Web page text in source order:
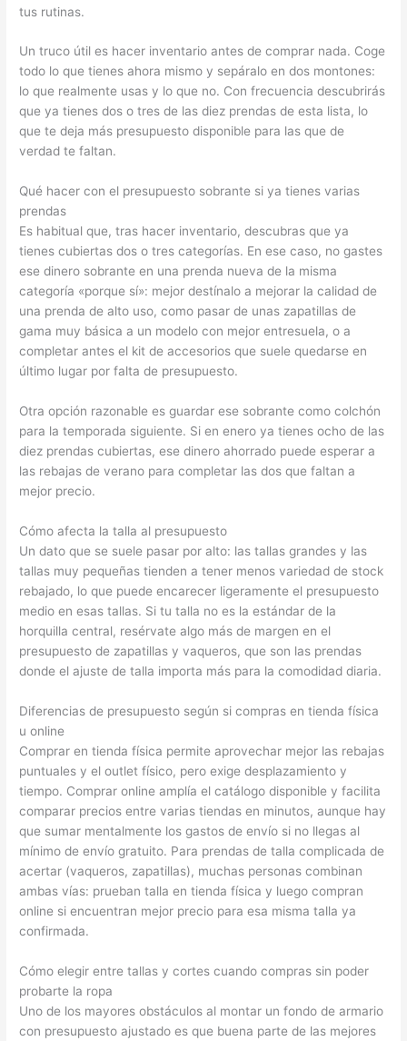
tus rutinas.
Un truco útil es hacer inventario antes de comprar nada. Coge
todo lo que tienes ahora mismo y sepáralo en dos montones:
lo que realmente usas y lo que no. Con frecuencia descubrirás
que ya tienes dos o tres de las diez prendas de esta lista, lo
que te deja más presupuesto disponible para las que de
verdad te faltan.
Qué hacer con el presupuesto sobrante si ya tienes varias
prendas
Es habitual que, tras hacer inventario, descubras que ya
tienes cubiertas dos o tres categorías. En ese caso, no gastes
ese dinero sobrante en una prenda nueva de la misma
categoría «porque sí»: mejor destínalo a mejorar la calidad de
una prenda de alto uso, como pasar de unas zapatillas de
gama muy básica a un modelo con mejor entresuela, o a
completar antes el kit de accesorios que suele quedarse en
último lugar por falta de presupuesto.
Otra opción razonable es guardar ese sobrante como colchón
para la temporada siguiente. Si en enero ya tienes ocho de las
diez prendas cubiertas, ese dinero ahorrado puede esperar a
las rebajas de verano para completar las dos que faltan a
mejor precio.
Cómo afecta la talla al presupuesto
Un dato que se suele pasar por alto: las tallas grandes y las
tallas muy pequeñas tienden a tener menos variedad de stock
rebajado, lo que puede encarecer ligeramente el presupuesto
medio en esas tallas. Si tu talla no es la estándar de la
horquilla central, resérvate algo más de margen en el
presupuesto de zapatillas y vaqueros, que son las prendas
donde el ajuste de talla importa más para la comodidad diaria.
Diferencias de presupuesto según si compras en tienda física
u online
Comprar en tienda física permite aprovechar mejor las rebajas
puntuales y el outlet físico, pero exige desplazamiento y
tiempo. Comprar online amplía el catálogo disponible y facilita
comparar precios entre varias tiendas en minutos, aunque hay
que sumar mentalmente los gastos de envío si no llegas al
mínimo de envío gratuito. Para prendas de talla complicada de
acertar (vaqueros, zapatillas), muchas personas combinan
ambas vías: prueban talla en tienda física y luego compran
online si encuentran mejor precio para esa misma talla ya
confirmada.
Cómo elegir entre tallas y cortes cuando compras sin poder
probarte la ropa
Uno de los mayores obstáculos al montar un fondo de armario
con presupuesto ajustado es que buena parte de las mejores